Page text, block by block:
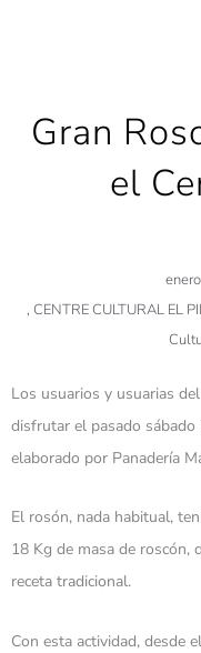
Gran
el
, CENTRE CULTURAL EL
Los usuarios y usuarias
disfrutar el pasado
elaborado por Panadería
El rosón, nada habitual,
18 Kg de masa de roscón,
receta tradicional.
Con esta actividad, desde